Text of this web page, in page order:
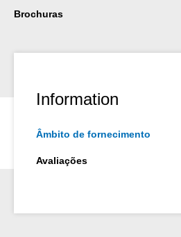
Brochuras
Information
Âmbito de fornecimento
Avaliações